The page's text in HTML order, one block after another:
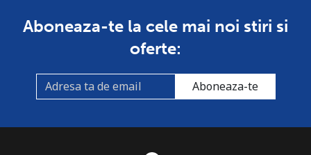
Aboneaza-te la cele mai noi stiri si
oferte:
Aboneaza-te